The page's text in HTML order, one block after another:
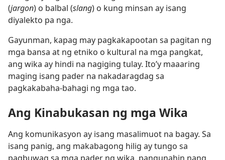
(jargon) o balbal (slang) o kung minsan ay isang
diyalekto pa nga.
Gayunman, kapag may pagkakapootan sa pagitan ng
mga bansa at ng etniko o kultural na mga pangkat,
ang wika ay hindi na nagiging tulay. Ito’y maaaring
maging isang pader na nakadaragdag sa
pagkakabaha-bahagi ng mga tao.
Ang Kinabukasan ng mga Wika
Ang komunikasyon ay isang masalimuot na bagay. Sa
isang panig, ang makabagong hilig ay tungo sa